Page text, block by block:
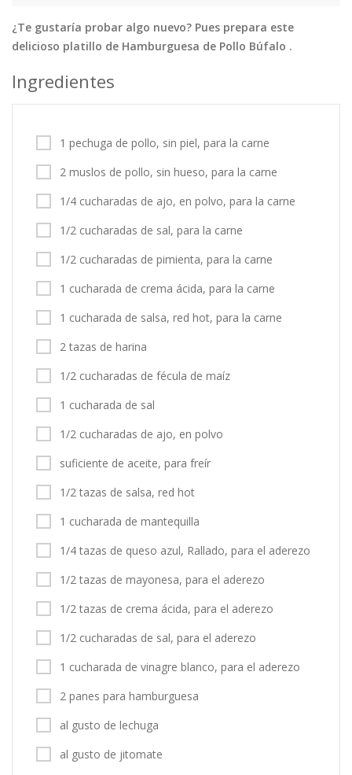
Tortas Vegetales
Vegetarian…
Tips y Trucos
Entrar / Registrarse
¿Te gustaría probar algo nuevo? Pues prepara este
delicioso platillo de Hamburguesa de Pollo Búfalo .
Ingredientes
1 pechuga de pollo, sin piel, para la carne
2 muslos de pollo, sin hueso, para la carne
1/4 cucharadas de ajo, en polvo, para la carne
1/2 cucharadas de sal, para la carne
1/2 cucharadas de pimienta, para la carne
1 cucharada de crema ácida, para la carne
1 cucharada de salsa, red hot, para la carne
2 tazas de harina
1/2 cucharadas de fécula de maíz
1 cucharada de sal
1/2 cucharadas de ajo, en polvo
suficiente de aceite, para freír
1/2 tazas de salsa, red hot
1 cucharada de mantequilla
1/4 tazas de queso azul, Rallado, para el aderezo
1/2 tazas de mayonesa, para el aderezo
1/2 tazas de crema ácida, para el aderezo
1/2 cucharadas de sal, para el aderezo
1 cucharada de vinagre blanco, para el aderezo
2 panes para hamburguesa
al gusto de lechuga
al gusto de jitomate